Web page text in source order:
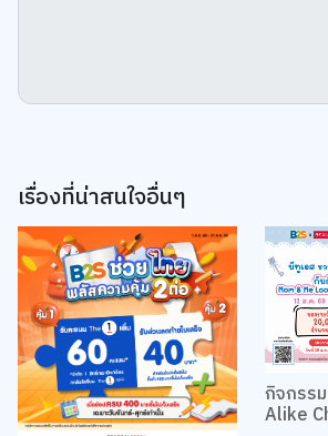
เรื่องที่น่าสนใจอื่นๆ
กิจกรร
Alike